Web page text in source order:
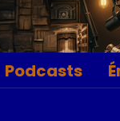
Podcasts